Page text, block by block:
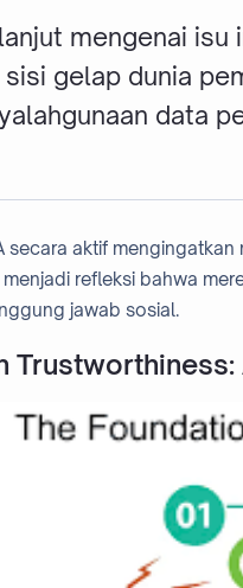
mengenai isu
gelap dunia
data
secara aktif
menjadi refleksi bahwa
jawab sosial.